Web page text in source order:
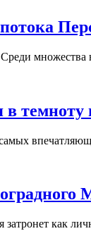
в
затронет как